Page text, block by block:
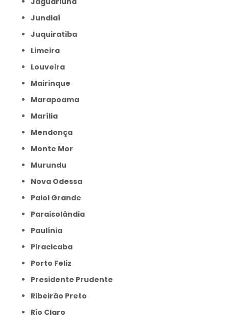
Jundiaí
Juquiratiba
Limeira
Louveira
Mairinque
Marapoama
Marília
Mendonça
Monte Mor
Murundu
Nova Odessa
Paiol Grande
Paraisolândia
Paulínia
Piracicaba
Porto Feliz
Presidente Prudente
Ribeirão Preto
Rio Claro